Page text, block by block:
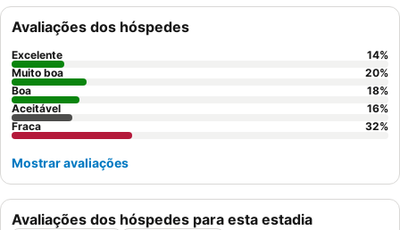
no quarto e a proximidade a diversos restaurantes locais. A
equipa de limpeza e alguns funcionários da receção são
consistentemente elogiados pela sua prestabilidade. Para uma
experiência mais tranquila, os hóspedes devem solicitar um
quarto virado para o jardim, pois o isolamento acústico pode ser
um problema.
Avaliações dos hóspedes para esta estadia
Avaliações dos hóspedes
Excelente 14%
Muito boa
20%
Boa
18%
Aceitável
16%
Fraca
32%
Mostrar avaliações